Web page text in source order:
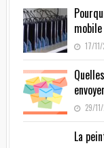
17/
29/
La